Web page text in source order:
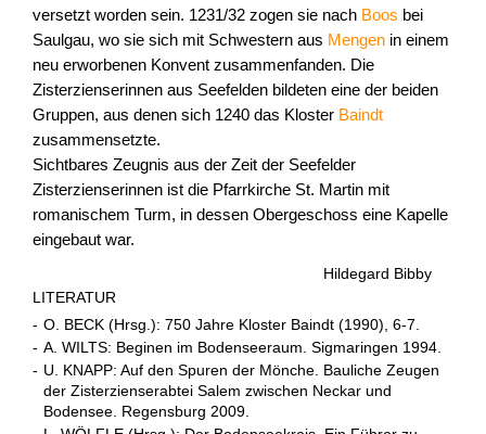
versetzt worden sein. 1231/32 zogen sie nach Boos bei
Saulgau, wo sie sich mit Schwestern aus Mengen in einem
neu erworbenen Konvent zusammenfanden. Die
Zisterzienserinnen aus Seefelden bildeten eine der beiden
Gruppen, aus denen sich 1240 das Kloster Baindt
zusammensetzte.
Sichtbares Zeugnis aus der Zeit der Seefelder
Zisterzienserinnen ist die Pfarrkirche St. Martin mit
romanischem Turm, in dessen Obergeschoss eine Kapelle
eingebaut war.
Hildegard Bibby
LITERATUR
- O. BECK (Hrsg.): 750 Jahre Kloster Baindt (1990), 6-7.
- A. WILTS: Beginen im Bodenseeraum. Sigmaringen 1994.
- U. KNAPP: Auf den Spuren der Mönche. Bauliche Zeugen
der Zisterzienserabtei Salem zwischen Neckar und
Bodensee. Regensburg 2009.